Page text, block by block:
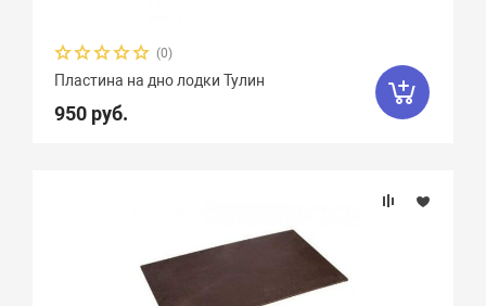
(0)
Пластина на дно лодки Тулин
950 руб.